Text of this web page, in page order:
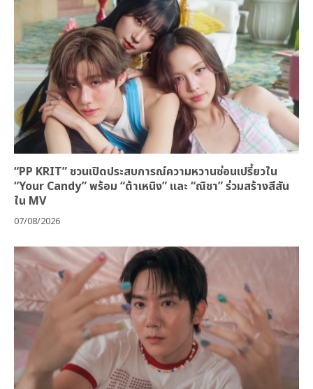
“PP KRIT” ชวนเปิดประสบการณ์ความหวานซ่อนเปรี้ยวใน
“Your Candy” พร้อม “ต้าเหนิง” และ “ณิชา” ร่วมสร้างสีสัน
ใน MV
07/08/2026